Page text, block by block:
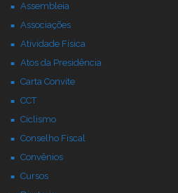
Assembleia
Associações
Atividade Física
Atos da Presidência
Carta Convite
CCT
Ciclismo
Conselho Fiscal
Convênios
Cursos